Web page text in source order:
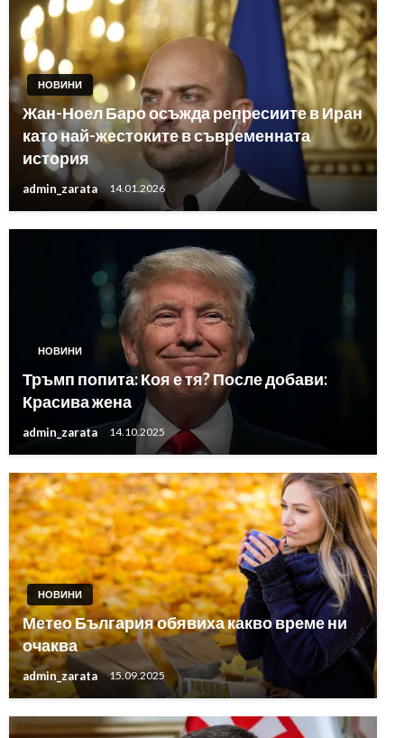
НОВИНИ
Жан-Ноел Баро осъжда репресиите в Иран
като най-жестоките в съвременната
история
admin_zarata 14.01.2026
НОВИНИ
Тръмп попита: Коя е тя? После добави:
Красива жена
admin_zarata 14.10.2025
НОВИНИ
Метео България обявиха какво време ни
очаква
admin_zarata 15.09.2025